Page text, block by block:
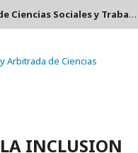
Revista Científica y Arbitrada de Ciencias Sociales y Trabajo Social: Tejedora. ISSN: 2697-3626
Arbitrada de Ciencias
INCLUSION